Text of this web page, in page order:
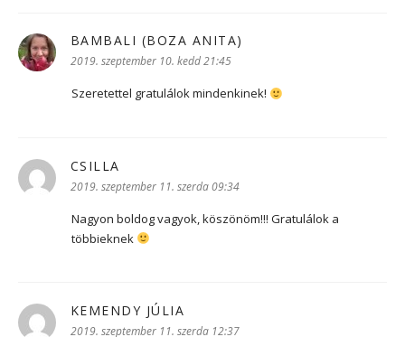
BAMBALI (BOZA ANITA)
2019. szeptember 10. kedd 21:45
Szeretettel gratulálok mindenkinek!
CSILLA
2019. szeptember 11. szerda 09:34
Nagyon boldog vagyok, köszönöm!!! Gratulálok a
többieknek
KEMENDY JÚLIA
2019. szeptember 11. szerda 12:37